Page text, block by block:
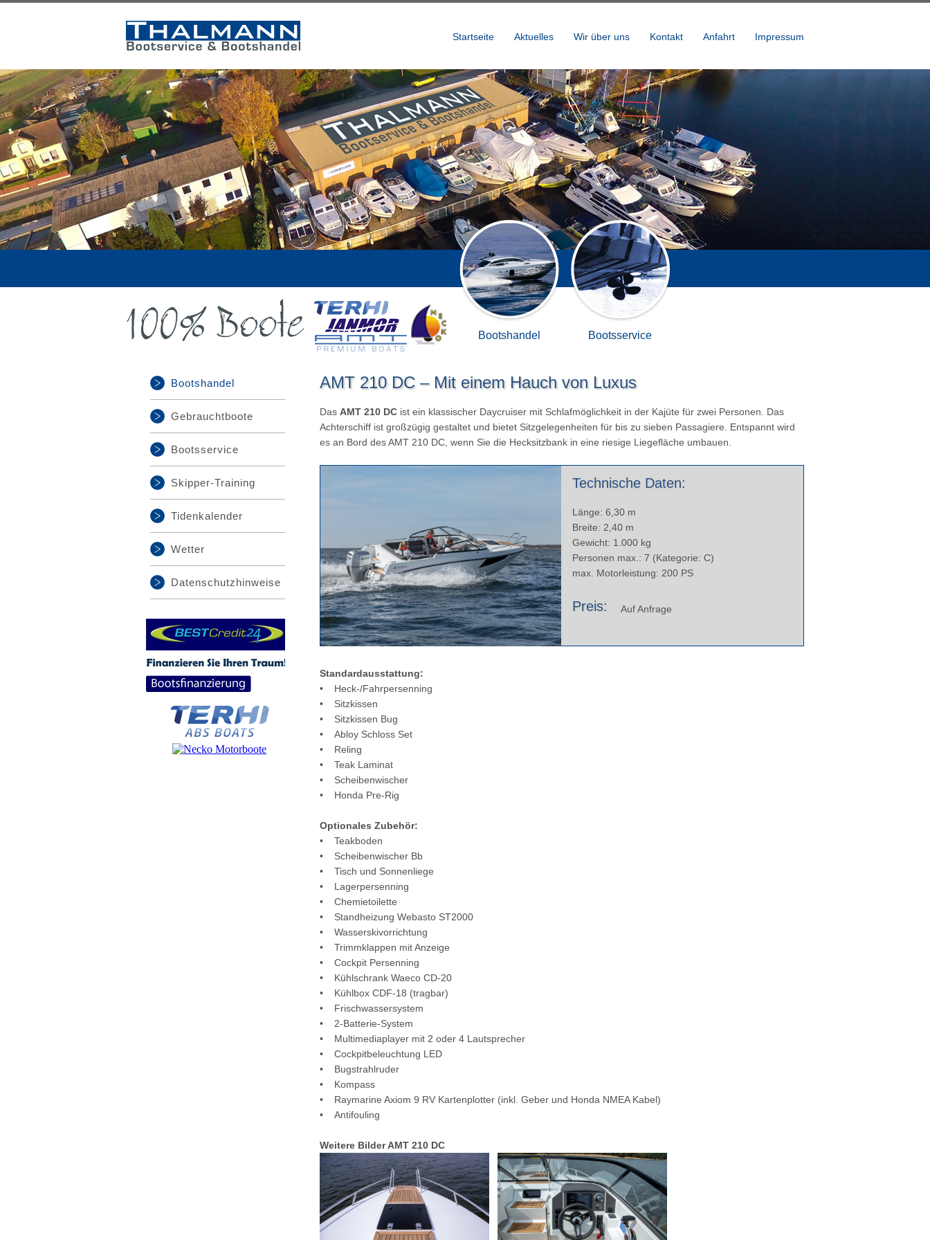
Startseite Aktuelles Wir über uns Kontakt Anfahrt Impressum
Bootshandel Bootsservice
Bootshandel
Gebrauchtboote
Bootsservice
Skipper-Training
Tidenkalender
Wetter
Datenschutzhinweise
AMT 210 DC – Mit einem Hauch von Luxus
Das AMT 210 DC ist ein klassischer Daycruiser mit Schlafmöglichkeit in der Kajüte für zwei Personen. Das
Achterschiff ist großzügig gestaltet und bietet Sitzgelegenheiten für bis zu sieben Passagiere. Entspannt wird
es an Bord des AMT 210 DC, wenn Sie die Hecksitzbank in eine riesige Liegefläche umbauen.
Technische Daten:
Länge: 6,30 m
Breite: 2,40 m
Gewicht: 1.000 kg
Personen max.: 7 (Kategorie: C)
max. Motorleistung: 200 PS
Preis: Auf Anfrage
Standardausstattung:
• Heck-/Fahrpersenning
• Sitzkissen
• Sitzkissen Bug
• Abloy Schloss Set
• Reling
• Teak Laminat
• Scheibenwischer
• Honda Pre-Rig
Optionales Zubehör:
• Teakboden
• Scheibenwischer Bb
• Tisch und Sonnenliege
• Lagerpersenning
• Chemietoilette
• Standheizung Webasto ST2000
• Wasserskivorrichtung
• Trimmklappen mit Anzeige
• Cockpit Persenning
• Kühlschrank Waeco CD-20
• Kühlbox CDF-18 (tragbar)
• Frischwassersystem
• 2-Batterie-System
• Multimediaplayer mit 2 oder 4 Lautsprecher
• Cockpitbeleuchtung LED
• Bugstrahlruder
• Kompass
• Raymarine Axiom 9 RV Kartenplotter (inkl. Geber und Honda NMEA Kabel)
• Antifouling
Weitere Bilder AMT 210 DC